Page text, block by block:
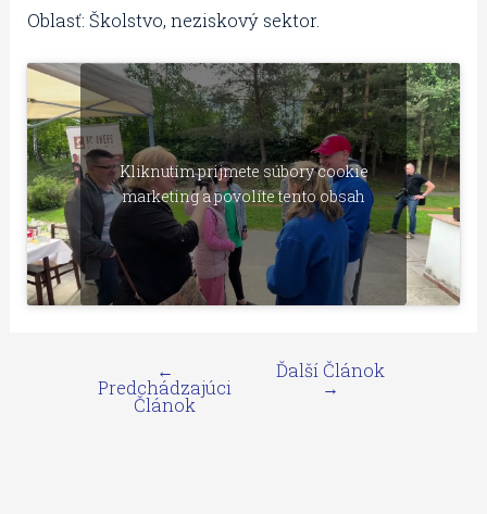
Oblasť: Školstvo, neziskový sektor.
Kliknutím prijmete súbory cookie
marketing a povolíte tento obsah
←
Predchádzajúci
Článok
Ďalší Článok
→